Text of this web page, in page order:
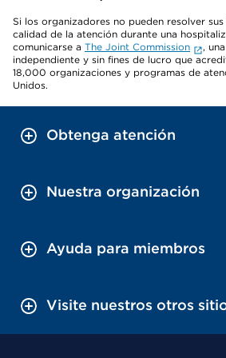
Si los organizadores no pueden resolver
calidad de la atención durante una
comunicarse a The Joint Commission
,
independiente y sin fines de lucro que
18,000 organizaciones y programas de
Unidos.
Obtenga atención
Nuestra organización
Ayuda para miembros
Visite nuestros otros